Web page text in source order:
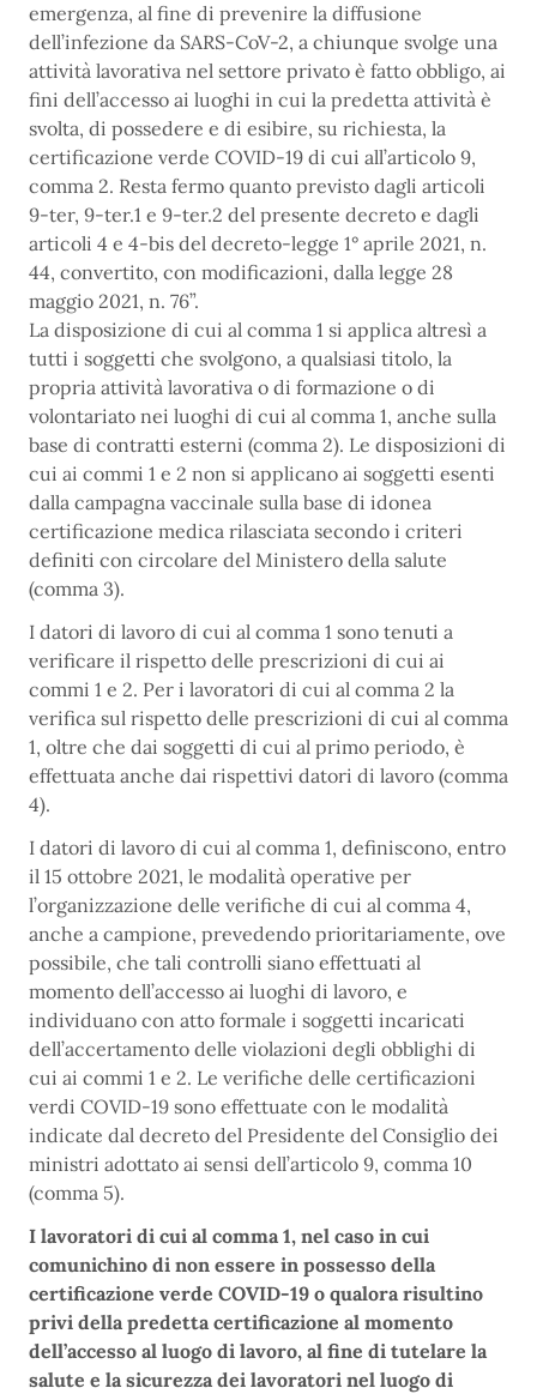
emergenza, al fine di prevenire la diffusione
dell’infezione da SARS-CoV-2, a chiunque svolge una
attività lavorativa nel settore privato è fatto obbligo, ai
fini dell’accesso ai luoghi in cui la predetta attività è
svolta, di possedere e di esibire, su richiesta, la
certificazione verde COVID-19 di cui all’articolo 9,
comma 2. Resta fermo quanto previsto dagli articoli
9-ter, 9-ter.1 e 9-ter.2 del presente decreto e dagli
articoli 4 e 4-bis del decreto-legge 1° aprile 2021, n.
44, convertito, con modificazioni, dalla legge 28
maggio 2021, n. 76”.
La disposizione di cui al comma 1 si applica altresì a
tutti i soggetti che svolgono, a qualsiasi titolo, la
propria attività lavorativa o di formazione o di
volontariato nei luoghi di cui al comma 1, anche sulla
base di contratti esterni (comma 2). Le disposizioni di
cui ai commi 1 e 2 non si applicano ai soggetti esenti
dalla campagna vaccinale sulla base di idonea
certificazione medica rilasciata secondo i criteri
definiti con circolare del Ministero della salute
(comma 3).
I datori di lavoro di cui al comma 1 sono tenuti a
verificare il rispetto delle prescrizioni di cui ai
commi 1 e 2. Per i lavoratori di cui al comma 2 la
verifica sul rispetto delle prescrizioni di cui al comma
1, oltre che dai soggetti di cui al primo periodo, è
effettuata anche dai rispettivi datori di lavoro (comma
4).
I datori di lavoro di cui al comma 1, definiscono, entro
il 15 ottobre 2021, le modalità operative per
l’organizzazione delle verifiche di cui al comma 4,
anche a campione, prevedendo prioritariamente, ove
possibile, che tali controlli siano effettuati al
momento dell’accesso ai luoghi di lavoro, e
individuano con atto formale i soggetti incaricati
dell’accertamento delle violazioni degli obblighi di
cui ai commi 1 e 2. Le verifiche delle certificazioni
verdi COVID-19 sono effettuate con le modalità
indicate dal decreto del Presidente del Consiglio dei
ministri adottato ai sensi dell’articolo 9, comma 10
(comma 5).
I lavoratori di cui al comma 1, nel caso in cui
comunichino di non essere in possesso della
certificazione verde COVID-19 o qualora risultino
privi della predetta certificazione al momento
dell’accesso al luogo di lavoro, al fine di tutelare la
salute e la sicurezza dei lavoratori nel luogo di